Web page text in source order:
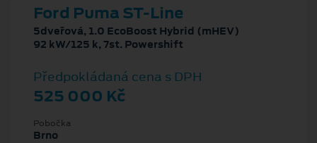
Ford Puma ST-Line
5dveřová, 1.0 EcoBoost Hybrid (mHEV)
92 kW/125 k, 7st. Powershift
Předpokládaná cena s DPH
525 000 Kč
Pobočka
Brno